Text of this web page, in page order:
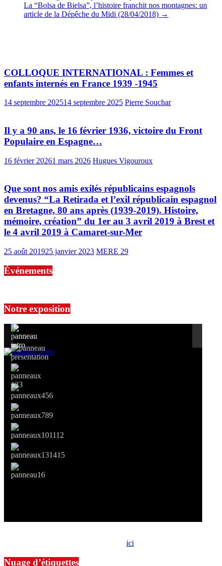
La “Bolsa de Bielsa”, l’histoire franchit nos montagnes: un
article de la Dépêche du Midi (28/04/2018) →
COLLOQUE INTERNATIONAL : Femmes et
enfants internés en France 1939 -1945
14 septembre 202514 septembre 2025 Pierre Souchar
Il y a 90 ans, le 16 février 1936, victoire du Front
Populaire en Espagne…
16 février 20261 mars 2026 Hugues Vigouroux
Que sont nos amis exilés républicains espagnols
devenus? “La Retirada et l’exil républicain espagnol
en Bretagne, 80 ans après (1939-2019). Histoire,
mémoire, création” du 1er au 3 avril 2019 à Brest et
le 4 avril 2019 à Camaret-sur-Mer
25 août 201925 janvier 2023 MERE 29
Événements
Notre exposition
ici
Nuage d’étiquettes